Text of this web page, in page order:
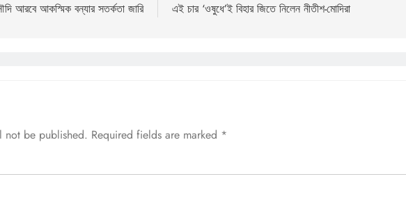
আরবে আকস্মিক বন্যার সতর্কতা জারি
এই চার ‘ওষুধে’ই বিহার জিতে নিলেন নীতীশ-মোদিরা
not be published. Required fields are marked *